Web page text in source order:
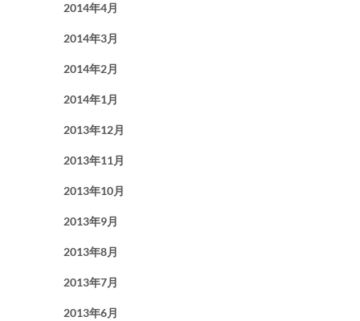
2014年4月
2014年3月
2014年2月
2014年1月
2013年12月
2013年11月
2013年10月
2013年9月
2013年8月
2013年7月
2013年6月